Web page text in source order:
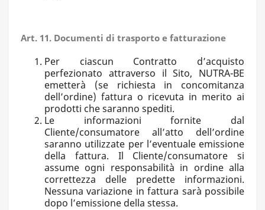
Art. 11. Documenti di trasporto e fatturazione
Per ciascun Contratto d’acquisto
perfezionato attraverso il Sito, NUTRA-BE
emetterà (se richiesta in concomitanza
dell’ordine) fattura o ricevuta in merito ai
prodotti che saranno spediti.
Le informazioni fornite dal
Cliente/consumatore all’atto dell’ordine
saranno utilizzate per l’eventuale emissione
della fattura. Il Cliente/consumatore si
assume ogni responsabilità in ordine alla
correttezza delle predette informazioni.
Nessuna variazione in fattura sarà possibile
dopo l’emissione della stessa.